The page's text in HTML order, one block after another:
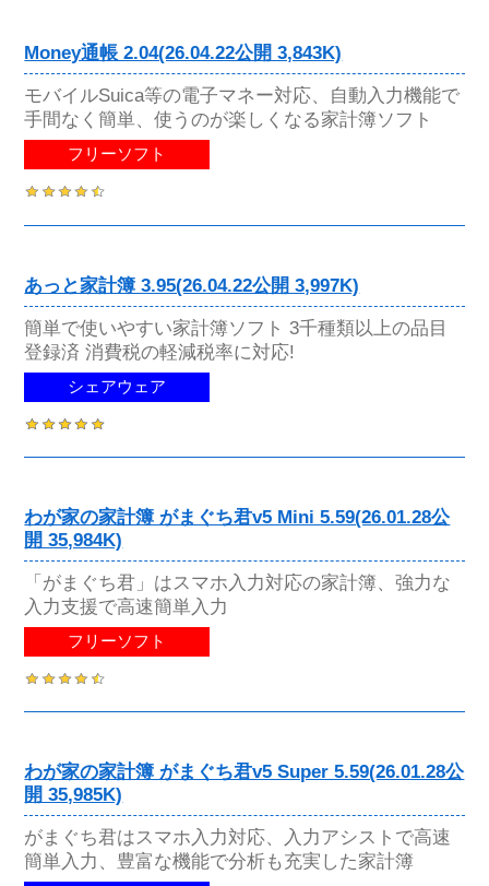
Money通帳 2.04(26.04.22公開 3,843K)
モバイルSuica等の電子マネー対応、自動入力機能で
手間なく簡単、使うのが楽しくなる家計簿ソフト
フリーソフト
あっと家計簿 3.95(26.04.22公開 3,997K)
簡単で使いやすい家計簿ソフト 3千種類以上の品目
登録済 消費税の軽減税率に対応!
シェアウェア
わが家の家計簿 がまぐち君v5 Mini 5.59(26.01.28公
開 35,984K)
「がまぐち君」はスマホ入力対応の家計簿、強力な
入力支援で高速簡単入力
フリーソフト
わが家の家計簿 がまぐち君v5 Super 5.59(26.01.28公
開 35,985K)
がまぐち君はスマホ入力対応、入力アシストで高速
簡単入力、豊富な機能で分析も充実した家計簿